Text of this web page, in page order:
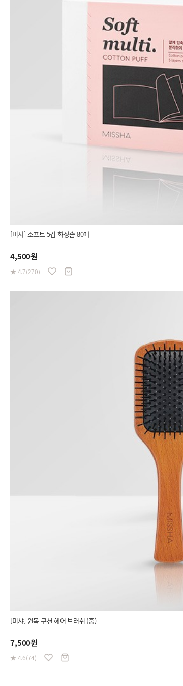
[미샤] 소프트 5겹 화장솜 80매
4,500원
★ 4.7(270)
[미샤] 원목 쿠션 헤어 브러쉬 (중)
7,500원
★ 4.6(74)